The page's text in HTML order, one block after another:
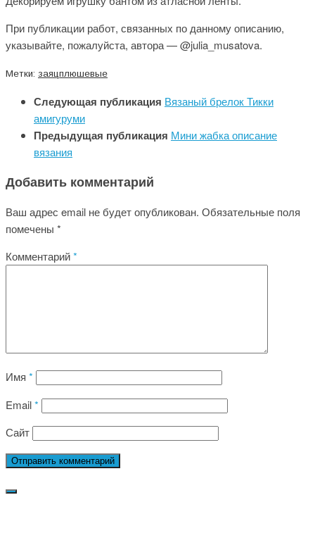
При публикации работ, связанных по данному описанию,
указывайте, пожалуйста, автора — @julia_musatova.
Метки: заяцплюшевые
Следующая публикация Вязаный брелок Тикки
амигуруми
Предыдущая публикация Мини жабка описание
вязания
Добавить комментарий
Ваш адрес email не будет опубликован. Обязательные поля
помечены *
Комментарий*
Имя *
Email*
Сайт